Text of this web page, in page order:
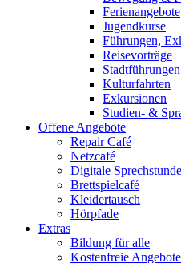
Ferienangebote
Jugendkurse
Führungen,
Reisevorträge
Stadtführungen
Kulturfahrten
Exkursionen
Studien- &
Offene Angebote
Repair Café
Netzcafé
Digitale Sprechstunde
Brettspielcafé
Kleidertausch
Hörpfade
Extras
Bildung für alle
Kostenfreie Angebote